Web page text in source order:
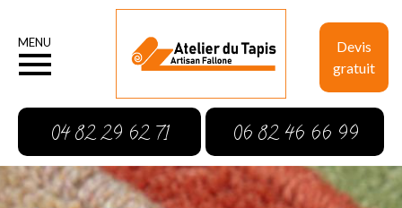
Devis
gratuit
MENU
04 82 29 62 71 06 82 46 66 99